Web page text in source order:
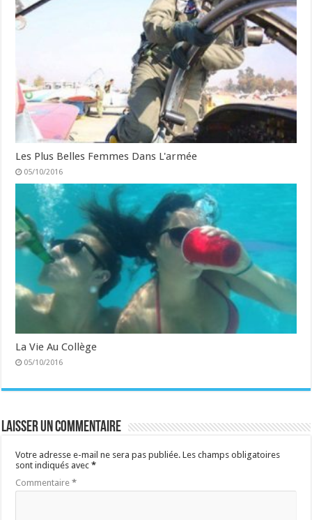
Les Plus Belles Femmes Dans L'armée
05/10/2016
La Vie Au Collège
05/10/2016
Laisser un commentaire
Votre adresse e-mail ne sera pas publiée. Les champs obligatoires
sont indiqués avec*
Commentaire*